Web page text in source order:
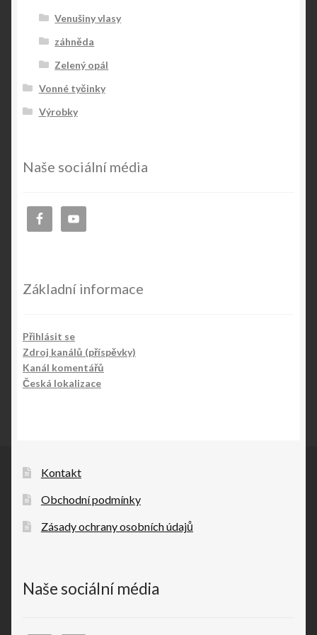
Venušiny vlasy
záhněda
Zelený opál
Vonné tyčinky
Výrobky
Naše sociální média
Základní informace
Přihlásit se
Zdroj kanálů (příspěvky)
Kanál komentářů
Česká lokalizace
Kontakt
Obchodní podmínky
Zásady ochrany osobních údajů
Naše sociální média